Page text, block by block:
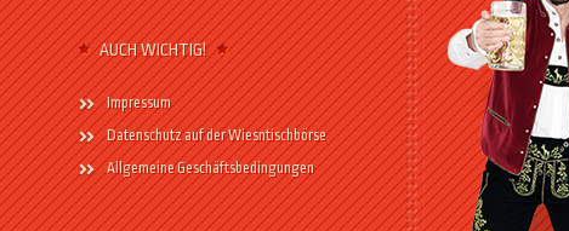
AUCH WICHTIG!
Impressum
Datenschutz auf der Wiesntischbörse
Allgemeine Geschäftsbedingungen